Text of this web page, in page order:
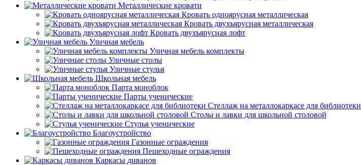
Металлические кровати
Кровать одноярусная металлическая
Кровать двухъярусная металлическая
Кровать двухъярусная лофт
Уличная мебель
Уличная мебель комплекты
Уличные столы
Уличные стулья
Школьная мебель
Парта моноблок
Парты ученические
Стеллаж на металлокаркасе для библиотеки
Столы и лавки для школьной столовой
Стулья ученические
Благоустройство
Газонные ограждения
Пешеходные ограждения
Каркасы диванов